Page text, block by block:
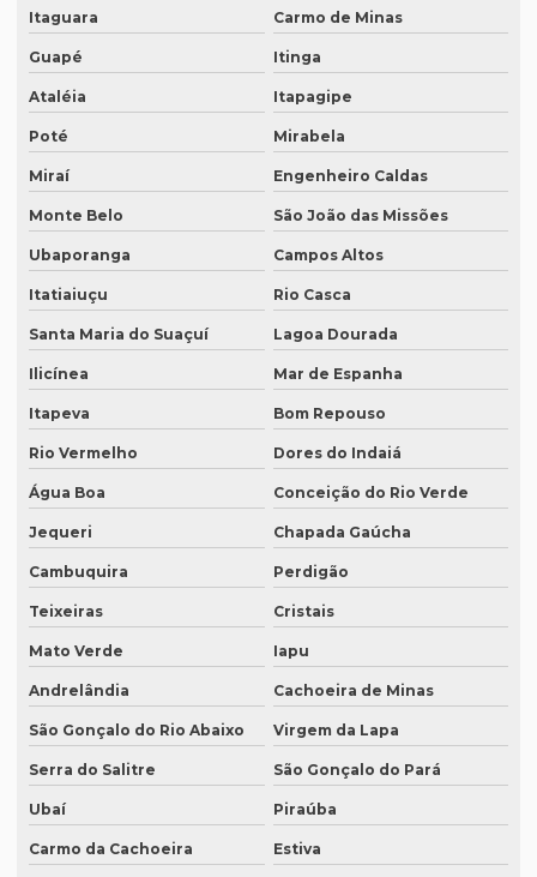
O que significa tradução juramentada em inglês
O que é tradução juramentada
O que é tradução juramentada de um documento
O que é tradução técnica
O que é um tradutor técnico?
Onde encontrar um tradutor juramentado?
Onde fazer tradução de artigos em inglês
Onde fazer tradução em bh
Onde fazer tradução em campinas
Onde fazer tradução em curitiba
Onde fazer tradução em fortaleza
Onde fazer tradução de inglês jurídico
Onde fazer tradução juramentada em brasília
Onde fazer tradução juramentada no rj
Onde fazer tradução juramentada em porto alegre
Onde fazer tradução juramentada em recife
Onde fazer tradução juramentada em sp
Onde fazer tradução em porto alegre
Itaguara Carmo de Minas
Guapé Itinga
Ataléia Itapagipe
Poté Mirabela
Miraí Engenheiro Caldas
Monte Belo São João das Missões
Ubaporanga Campos Altos
Itatiaiuçu Rio Casca
Santa Maria do Suaçuí Lagoa Dourada
Ilicínea Mar de Espanha
Itapeva Bom Repouso
Rio Vermelho Dores do Indaiá
Água Boa Conceição do Rio Verde
Jequeri Chapada Gaúcha
Cambuquira Perdigão
Teixeiras Cristais
Mato Verde Iapu
Andrelândia Cachoeira de Minas
São Gonçalo do Rio Abaixo Virgem da Lapa
Serra do Salitre São Gonçalo do Pará
Ubaí Piraúba
Carmo da Cachoeira Estiva